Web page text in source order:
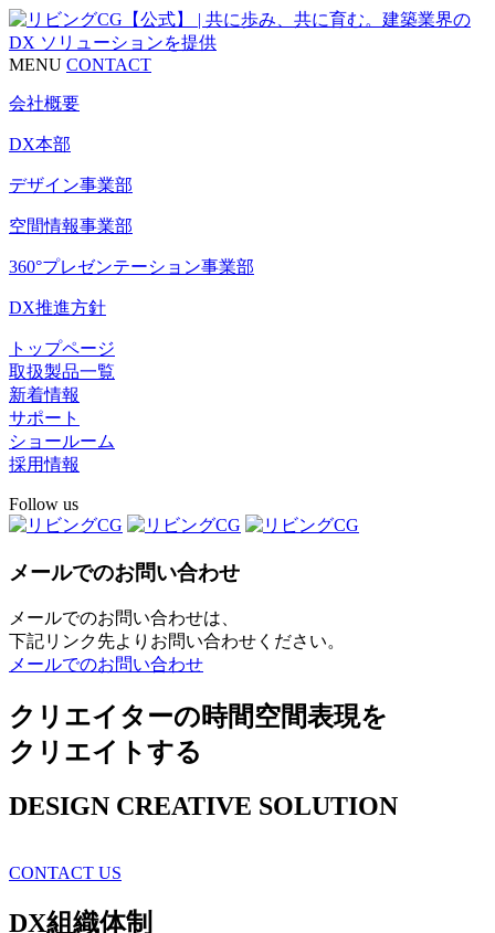
MENU CONTACT
会社概要
DX本部
デザイン事業部
空間情報事業部
360°プレゼンテーション事業部
DX推進方針
トップページ
取扱製品一覧
新着情報
サポート
ショールーム
採用情報
Follow us
メールでのお問い合わせ
メールでのお問い合わせは、
下記リンク先よりお問い合わせください。
メールでのお問い合わせ
クリエイターの時間空間表現を
クリエイトする
DESIGN CREATIVE SOLUTION
CONTACT US
DX組織体制